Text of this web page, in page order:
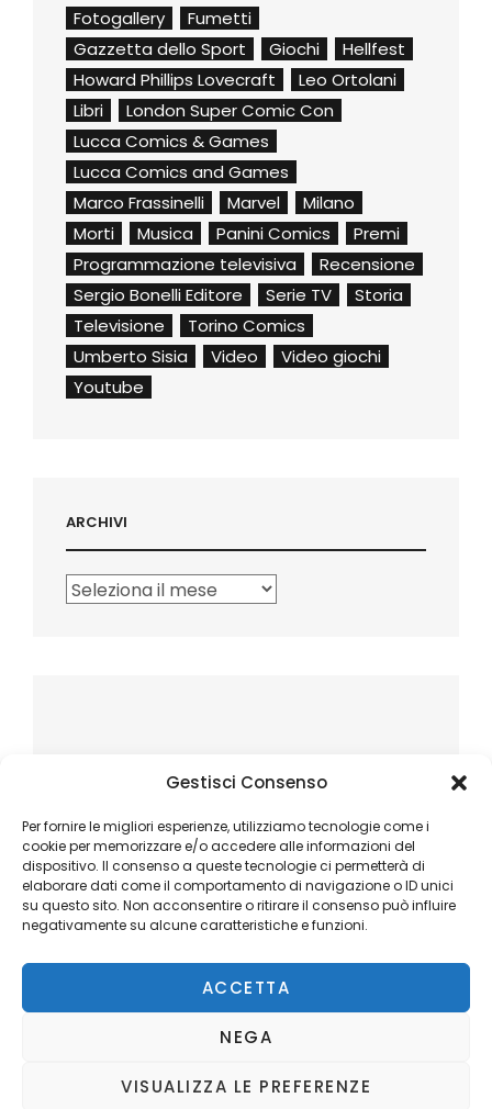
Gestisci Consenso
Per fornire le migliori esperienze, utilizziamo tecnologie come i
cookie per memorizzare e/o accedere alle informazioni del
dispositivo. Il consenso a queste tecnologie ci permetterà di
elaborare dati come il comportamento di navigazione o ID unici
su questo sito. Non acconsentire o ritirare il consenso può influire
negativamente su alcune caratteristiche e funzioni.
ACCETTA
NEGA
VISUALIZZA LE PREFERENZE
Fotogallery
Fumetti
Gazzetta dello Sport
Giochi
Hellfest
Howard Phillips Lovecraft
Leo Ortolani
Libri
London Super Comic Con
Lucca Comics & Games
Lucca Comics and Games
Marco Frassinelli
Marvel
Milano
Morti
Musica Panini Comics
Premi
Programmazione televisiva
Recensione
Sergio Bonelli Editore
Serie TV
Storia
Televisione
Torino Comics
Umberto Sisia
Video
Video giochi
Youtube
ARCHIVI
Archivi
Copyright © 2026Ilblogger.it. All Rights Reserved.